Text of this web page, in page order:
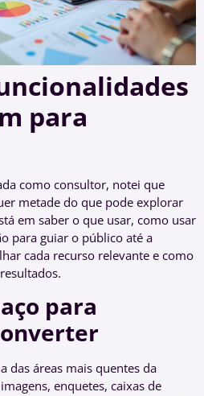
para
como consultor, notei que
metade do que pode explorar
em saber o que usar, como usar
para guiar o público até a
cada recurso relevante e como
para
das áreas mais quentes da
enquetes, caixas de